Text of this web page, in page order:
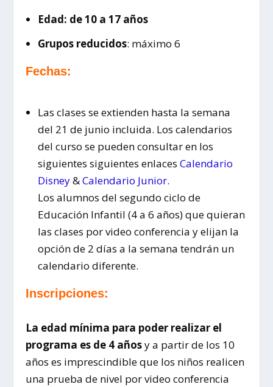
Edad: de 10 a 17 años
Grupos reducidos: máximo 6
Fechas:
Las clases seextienden hasta la semana
del 21 de junio incluida. Los calendarios
del curso se pueden consultar en los
siguientes siguientes enlaces Calendario
Disney&Calendario Junior.
Los alumnos del segundo ciclo de
Educación Infantil (4 a 6 años) que quieran
las clases por video conferencia y elijan la
opción de 2 días a la semana tendrán un
calendario diferente.
Inscripciones:
La edad mínima para poder realizar el
programa es de 4 añosy a partir de los 10
años es imprescindible que los niños realicen
una prueba de nivel por video conferencia